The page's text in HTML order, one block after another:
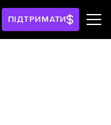
ПІДТРИМАТИ